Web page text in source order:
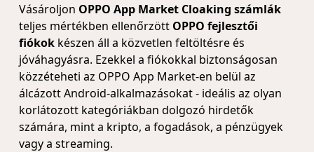
Vásároljon OPPO App Market Cloaking számlák
teljes mértékben ellenőrzött OPPO fejlesztői
fiókokkészen áll a közvetlen feltöltésre és
jóváhagyásra. Ezekkel a fiókokkal biztonságosan
közzéteheti az OPPO App Market-en belül az
álcázott Android-alkalmazásokat - ideális az olyan
korlátozott kategóriákban dolgozó hirdetők
számára, mint a kripto, a fogadások, a pénzügyek
vagy a streaming.